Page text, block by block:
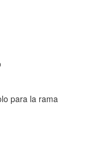
para la rama